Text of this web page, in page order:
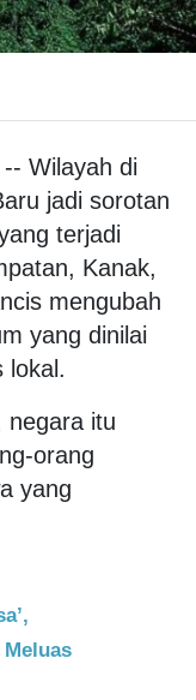
Wilayah di
jadi sorotan
terjadi
Kanak,
mengubah
yang dinilai
lokal.
negara itu
orang
yang